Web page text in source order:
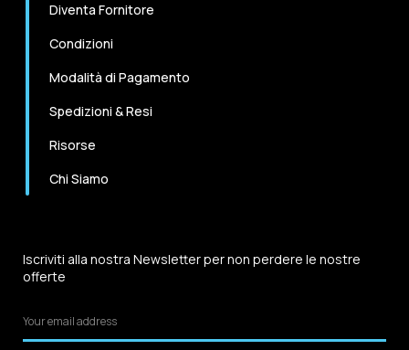
Diventa Fornitore
Condizioni
Modalità di Pagamento
Spedizioni & Resi
Risorse
Chi Siamo
Iscriviti alla nostra Newsletter per non perdere le nostre
offerte